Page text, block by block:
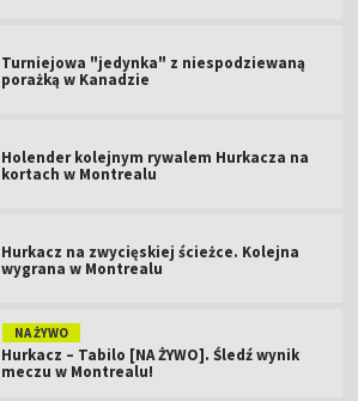
Turniejowa "jedynka" z niespodziewaną
porażką w Kanadzie
Holender kolejnym rywalem Hurkacza na
kortach w Montrealu
Hurkacz na zwycięskiej ścieżce. Kolejna
wygrana w Montrealu
NA ŻYWO
Hurkacz – Tabilo [NA ŻYWO]. Śledź wynik
meczu w Montrealu!